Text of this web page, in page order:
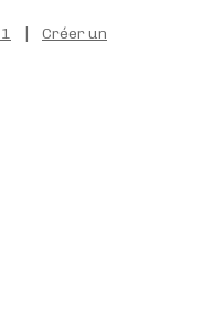
| Créer un